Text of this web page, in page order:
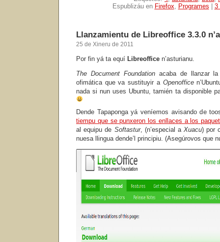
Espublizáu en Firefox, Programes 3
Llanzamientu de Libreoffice 3.3.0
25 de Xineru de 2011
Por fin yá ta equí Libreoffice n’asturianu.
The Document Foundationacaba de llanzar la
ofimática que va sustituyir a Openoffice
nada si nun uses Ubuntu, tamién ta disponible
Dende Tapaponga yá veníemos avisando de
tiempu que se punxeron los enllaces a los
al equipu de Softastur, (n’especial a Xuacu) por
nuesa llingua dende’l principiu. (Asegúrovos que